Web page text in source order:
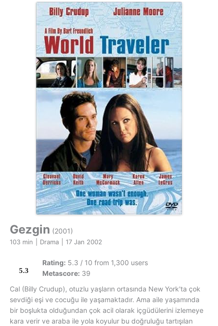
Gezgin (2001)
103 min Drama 17 Jan 2002
5.3
Rating: 5.3 / 10 from 1,300 users
Metascore: 39
Cal (Billy Crudup), otuzlu yaşların ortasında New York'ta çok
sevdiği eşi ve cocuğu ile yaşamaktadır. Ama aile yaşamında
bir boşlukta olduğundan çok acil olarak içgüdülerini izlemeye
kara verir ve araba ile yola koyulur bu doğruluğu tartışılan